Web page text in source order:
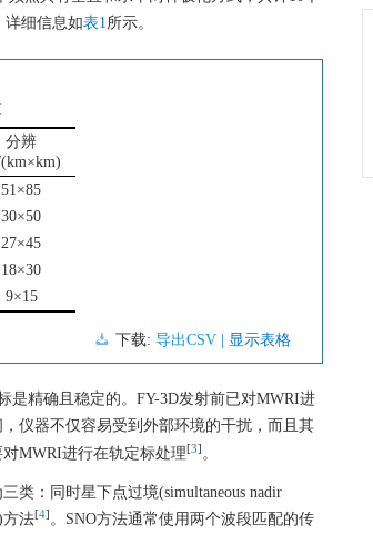
详细信息如表1所示。
分辨
51×85
30×50
27×45
18×30
9×15
下载: 导出CSV | 显示表格
是精确且稳定的。FY-3D发射前已对MWRI进
仪器不仅容易受到外部环境的干扰，而且其
MWRI进行在轨定标处理[3] 。
类：同时星下点过境(simultaneous nadir
方法[4] 。SNO方法通常使用两个波段匹配的传